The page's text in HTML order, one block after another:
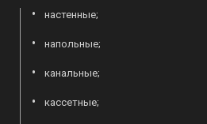
настенные;
напольные;
канальные;
кассетные;